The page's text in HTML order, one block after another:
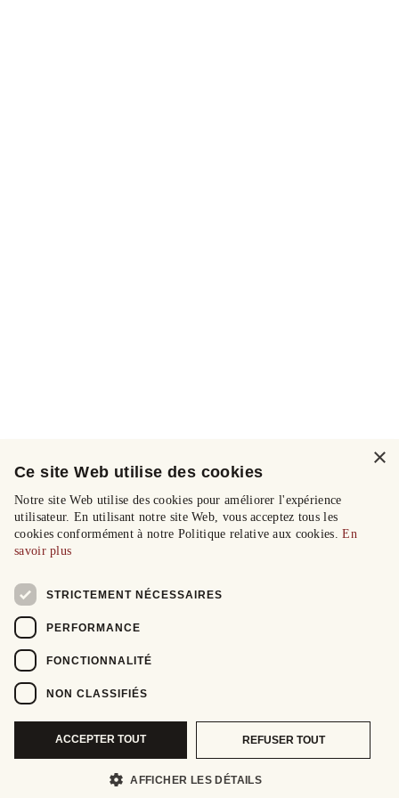
×
Ce site Web utilise des cookies
Notre site Web utilise des cookies pour améliorer l'expérience
utilisateur. En utilisant notre site Web, vous acceptez tous les
cookies conformément à notre Politique relative aux cookies.En
savoir plus
STRICTEMENT NÉCESSAIRES
PERFORMANCE
FONCTIONNALITÉ
NON CLASSIFIÉS
ACCEPTER TOUT REFUSER TOUT
AFFICHER LES DÉTAILS